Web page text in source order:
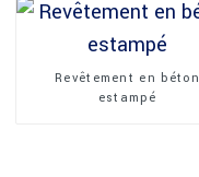
Revêtement en béton
estampé